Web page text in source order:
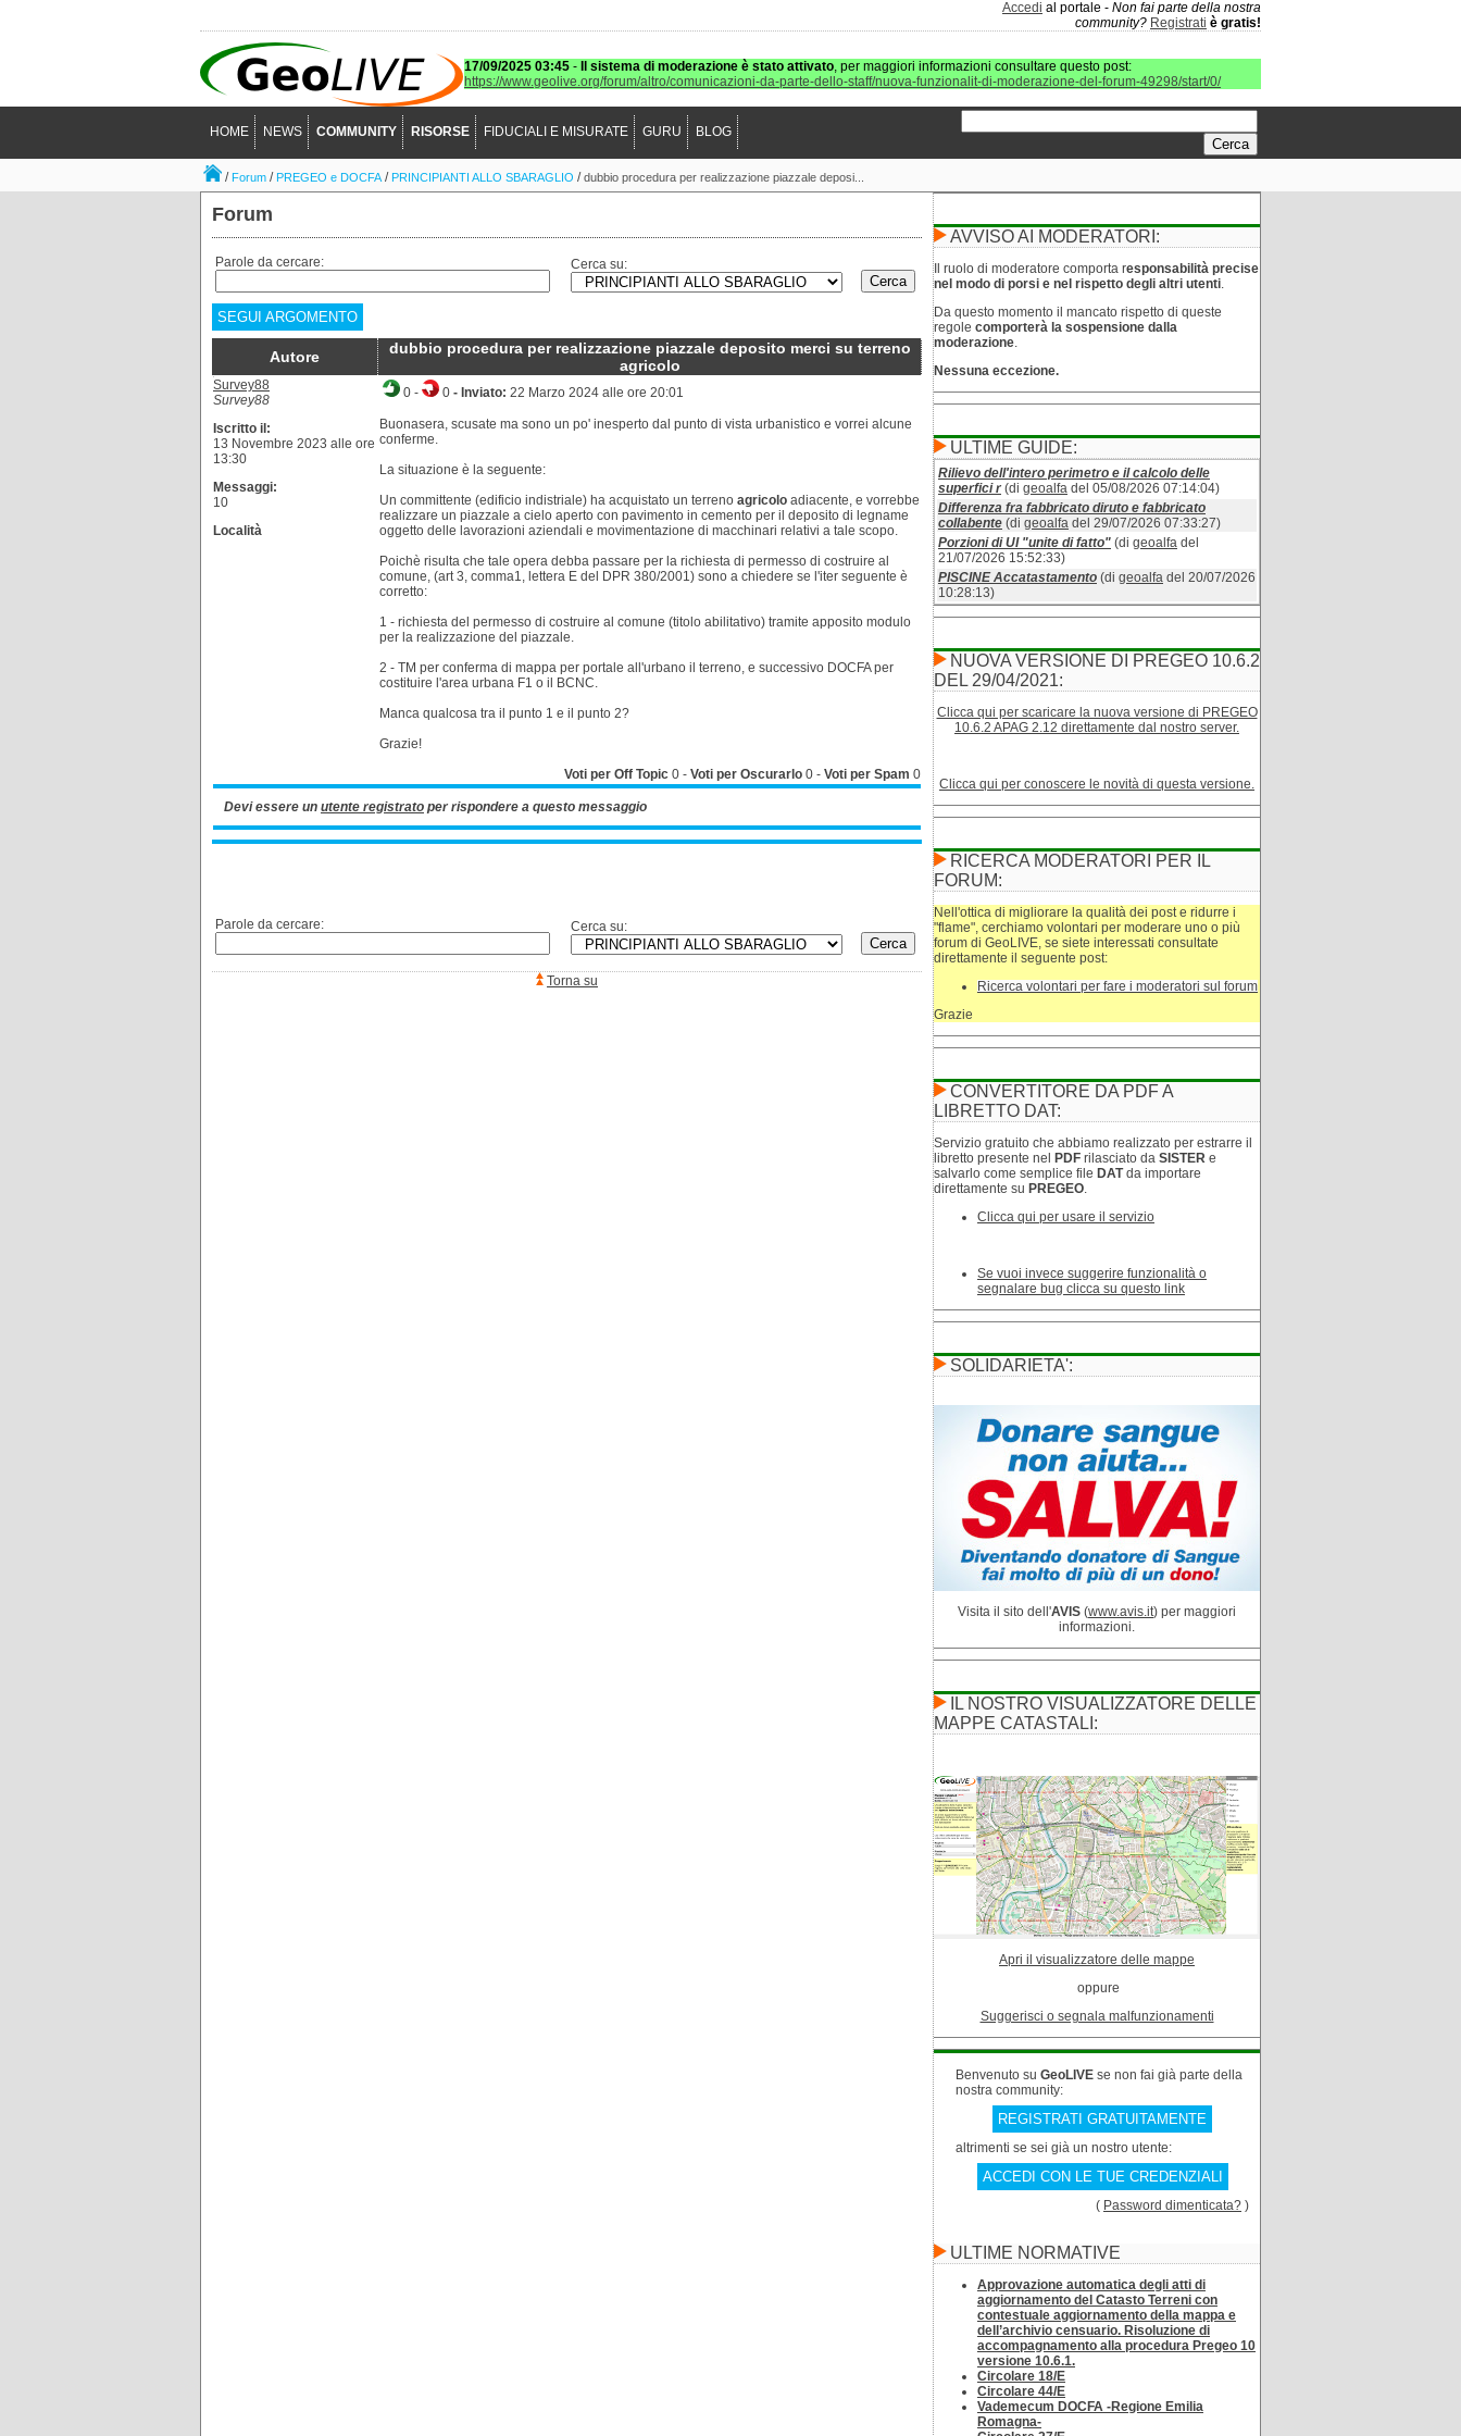
Accedi al portale - Non fai parte della nostra
community? Registrati è gratis!
17/09/2025 03:45 - Il sistema di moderazione è stato attivato, per maggiori informazioni consultare questo post:
https://www.geolive.org/forum/altro/comunicazioni-da-parte-dello-staff/nuova-funzionalit-di-moderazione-del-forum-49298/start/0/
HOME NEWS COMMUNITY RISORSE FIDUCIALI E MISURATE GURU BLOG
/Forum /PREGEO e DOCFA/PRINCIPIANTI ALLO SBARAGLIO /dubbio procedura per realizzazione piazzale deposi...
Forum
Parole da cercare: Cerca su:
SEGUI ARGOMENTO
Autore
dubbio procedura per realizzazione piazzale deposito merci su terreno
agricolo
Survey88
Survey88
Iscritto il:
13 Novembre 2023 alle ore
13:30
Messaggi:
10
Località
0 - 0 - Inviato: 22 Marzo 2024 alle ore 20:01
Buonasera, scusate ma sono un po' inesperto dal punto di vista urbanistico e vorrei alcune
conferme.
La situazione è la seguente:
Un committente (edificio indistriale) ha acquistato un terreno agricolo adiacente, e vorrebbe
realizzare un piazzale a cielo aperto con pavimento in cemento per il deposito di legname
oggetto delle lavorazioni aziendali e movimentazione di macchinari relativi a tale scopo.
Poichè risulta che tale opera debba passare per la richiesta di permesso di costruire al
comune, (art 3, comma1, lettera E del DPR 380/2001) sono a chiedere se l'iter seguente è
corretto:
1 - richiesta del permesso di costruire al comune (titolo abilitativo) tramite apposito modulo
per la realizzazione del piazzale.
2 - TM per conferma di mappa per portale all'urbano il terreno, e successivo DOCFA per
costituire l'area urbana F1 o il BCNC.
Manca qualcosa tra il punto 1 e il punto 2?
Grazie!
Voti per Off Topic 0 - Voti per Oscurarlo 0 - Voti per Spam 0
Devi essere un utente registrato per rispondere a questo messaggio
Parole da cercare: Cerca su:
Torna su
AVVISO AI MODERATORI:
Il ruolo di moderatore comporta responsabilità precise
nel modo di porsi e nel rispetto degli altri utenti.
Da questo momento il mancato rispetto di queste
regole comporterà la sospensione dalla
moderazione.
Nessuna eccezione.
ULTIME GUIDE:
Rilievo dell'intero perimetro e il calcolo delle
superfici r (di geoalfa del 05/08/2026 07:14:04)
Differenza fra fabbricato diruto e fabbricato
collabente (di geoalfa del 29/07/2026 07:33:27)
Porzioni di UI "unite di fatto" (di geoalfa del
21/07/2026 15:52:33)
PISCINE Accatastamento (di geoalfa del 20/07/2026
10:28:13)
NUOVA VERSIONE DI PREGEO 10.6.2
DEL 29/04/2021:
Clicca qui per scaricare la nuova versione di PREGEO
10.6.2 APAG 2.12 direttamente dal nostro server.
Clicca qui per conoscere le novità di questa versione.
RICERCA MODERATORI PER IL
FORUM:
Nell'ottica di migliorare la qualità dei post e ridurre i
"flame", cerchiamo volontari per moderare uno o più
forum di GeoLIVE, se siete interessati consultate
direttamente il seguente post:
Ricerca volontari per fare i moderatori sul forum
Grazie
CONVERTITORE DA PDF A
LIBRETTO DAT:
Servizio gratuito che abbiamo realizzato per estrarre il
libretto presente nel
PDF rilasciato da SISTER e
salvarlo come semplice file DATda importare
direttamente su PREGEO.
Clicca qui per usare il servizio
Se vuoi invece suggerire funzionalità o
segnalare bug clicca su questo link
SOLIDARIETA':
Visita il sito dell'AVIS (www.avis.it) per maggiori
informazioni.
IL NOSTRO VISUALIZZATORE DELLE
MAPPE CATASTALI:
Apri il visualizzatore delle mappe
oppure
Suggerisci o segnala malfunzionamenti
Benvenuto su GeoLIVE se non fai già parte della
nostra community:
REGISTRATI GRATUITAMENTE
altrimenti se sei già un nostro utente:
ACCEDI CON LE TUE CREDENZIALI
( Password dimenticata? )
ULTIME NORMATIVE
Approvazione automatica degli atti di
aggiornamento del Catasto Terreni con
contestuale aggiornamento della mappa e
dell’archivio censuario. Risoluzione di
accompagnamento alla procedura Pregeo 10
versione 10.6.1.
Circolare 18/E
Circolare 44/E
Vademecum DOCFA -Regione Emilia
Romagna-